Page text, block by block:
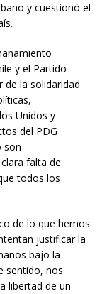
y cuestionó el
y el Partido
de la solidaridad
Unidos y
del PDG
son
falta de
todos los
de lo que hemos
justificar la
bajo la
sentido, nos
libertad de un